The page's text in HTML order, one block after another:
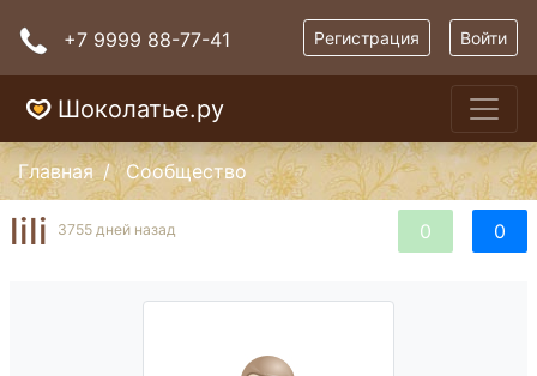
+7 9999 88-77-41 Регистрация Войти
Шоколатье.ру
Главная Сообщество
0 0
lili 3755 дней назад